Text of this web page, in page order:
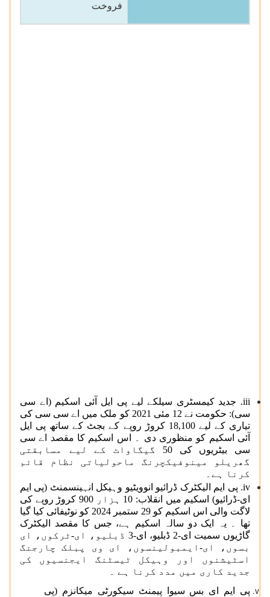
فروخت
iii. جدید کیمسٹری سیلکے لیے پی ایل آئی اسکیم (اے سی
سی): حکومت نے 12 مئی 2021 کو ملک میں اے سی سی کی
تیاری کے لیے 18,100 کروڑ روپے کے بجٹ کے ساتھ پی ایل
آئی اسکیم کو منظوری دی ۔ اس اسکیم کا مقصد اے سی
سی بیٹریوں کی 50 گیگاواٹ کے لیے مسابقتی
گھریلو مینوفیکچرنگ ماحولیاتی نظام قائم
کرنا ہے۔
iv. پی ایم الیکٹرک ڈرائیو انوویٹیو وہیکل انہینسمنٹ (پی ایم
ای-ڈرائیو) اسکیم میں انقلاب: 10 ہزار 900 کروڑ روپے کی
لاگت والی اس اسکیم کو 29 ستمبر 2024 کو نوٹیفائی کیا گیا
تھا ۔ یہ ایک دو سالہ اسکیم ہے، جس کا مقصد الیکٹرک
گاڑیوں سمیت ای-2 ڈبلیو، ای-3 ڈبلیو، ای-ٹرکوں، ای
بسوں، ای-ایمبولینسوں، ای وی پبلک چارجنگ
اسٹیشنوں اور وہیکل ٹیسٹنگ ایجنسیوں کی
جدید کاری میں مدد کرنا ہے ۔
پی ایم ای بس سیوا پیمنٹ سیکورٹی میکانزم (پی